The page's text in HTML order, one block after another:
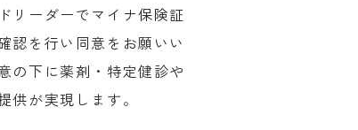
リーダーでマイナ保険証
認を行い同意をお願いい
の下に薬剤・特定健診や
供が実現します。